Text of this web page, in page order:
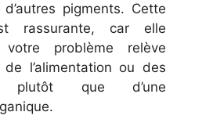
pigments. Cette
rassurante, car elle
problème relève
l’alimentation ou des
plutôt que d’une